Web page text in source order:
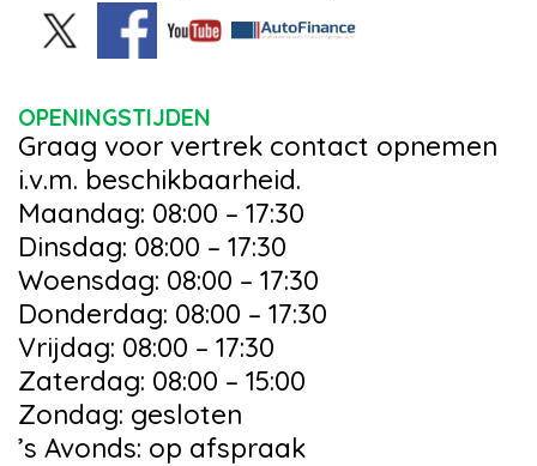
OPENINGSTIJDEN
Graag voor vertrek contact opnemen
i.v.m. beschikbaarheid.
Maandag: 08:00 – 17:30
Dinsdag: 08:00 – 17:30
Woensdag: 08:00 – 17:30
Donderdag: 08:00 – 17:30
Vrijdag: 08:00 – 17:30
Zaterdag: 08:00 – 15:00
Zondag: gesloten
’s Avonds: op afspraak